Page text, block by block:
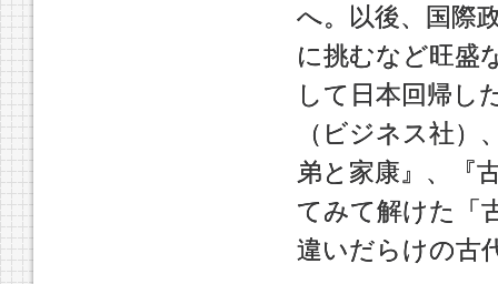
へ。以後、国際
に挑むなど旺盛
して日本回帰し
（ビジネス社
弟と家康』、『
てみて解けた「
違いだらけの古